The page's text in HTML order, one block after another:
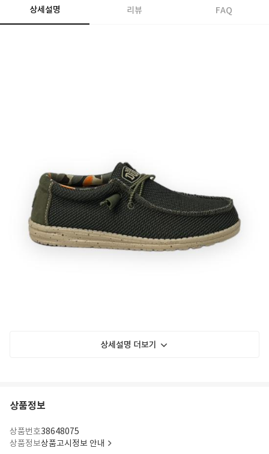
상세설명 리뷰 FAQ
상세설명 더보기
상품정보
상품번호38648075
상품정보상품고시정보 안내